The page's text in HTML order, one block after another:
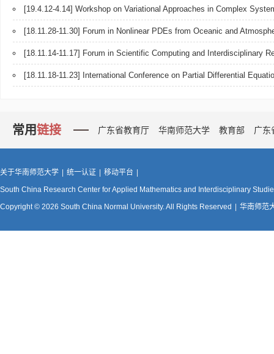
[19.4.12-4.14] Workshop on Variational Approaches in Complex
[18.11.28-11.30] Forum in Nonlinear PDEs from Oceanic and
[18.11.14-11.17] Forum in Scientific Computing and Interdisciplinary
[18.11.18-11.23] International Conference on Partial Differential
常用链接 广东省教育厅 华南师范大学 教育部 广东
关于华南师范大学 统一认证 移动平台
South China Research Center for Applied Mathematics and Interdisciplinary
Copyright © 2026 South China Normal University. All Rights Reserved
华南师范